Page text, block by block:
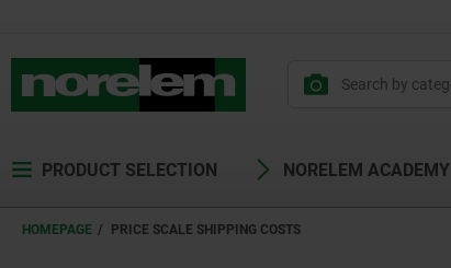
PRODUCT SELECTION NORELEM ACADEMY
HOMEPAGE PRICE SCALE SHIPPING COSTS